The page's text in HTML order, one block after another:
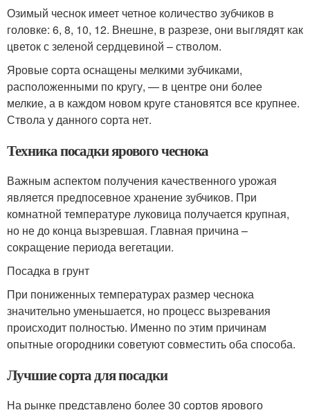
Озимый чеснок имеет четное количество зубчиков в
головке: 6, 8, 10, 12. Внешне, в разрезе, они выглядят как
цветок с зеленой сердцевиной – стволом.
Яровые сорта оснащены мелкими зубчиками,
расположенными по кругу, — в центре они более
мелкие, а в каждом новом круге становятся все крупнее.
Ствола у данного сорта нет.
Техника посадки ярового чеснока
Важным аспектом получения качественного урожая
является предпосевное хранение зубчиков. При
комнатной температуре луковица получается крупная,
но не до конца вызревшая. Главная причина –
сокращение периода вегетации.
Посадка в грунт
При пониженных температурах размер чеснока
значительно уменьшается, но процесс вызревания
происходит полностью. Именно по этим причинам
опытные огородники советуют совместить оба способа.
Лучшие сорта для посадки
На рынке представлено более 30 сортов ярового